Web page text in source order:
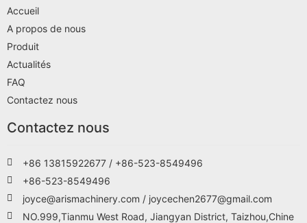
Accueil
A propos de nous
Produit
Actualités
FAQ
Contactez nous
Contactez nous
+86 13815922677 / +86-523-8549496
+86-523-8549496
joyce@arismachinery.com / joycechen2677@gmail.com
NO.999,Tianmu West Road, Jiangyan District, Taizhou,Chine